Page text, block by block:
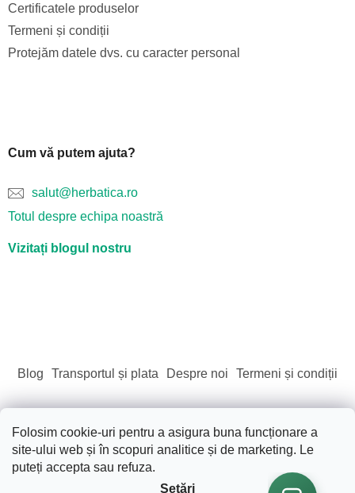
Folosim cookie-uri pentru a asigura buna funcționare a
site-ului web și în scopuri analitice și de marketing. Le
puteți accepta sau refuza.
Setări
Certificatele produselor
Termeni și condiții
Protejăm datele dvs. cu caracter personal
Cum vă putem ajuta?
salut@herbatica.ro
Totul despre echipa noastră
Vizitați blogul nostru
Blog Transportul și plata Despre noi Termeni și condiții
Creat de Shoptet